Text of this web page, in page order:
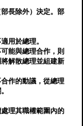
長除外）決定。部
用於總理。
能與總理合作，則
解散總理並組建新
作的動議，從總理
理其職權範圍內的